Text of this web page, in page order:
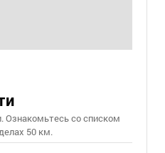
Ознакомьтесь со списком
50 км.